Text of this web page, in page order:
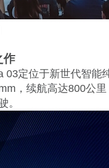
作
03定位于新世代智能
，续航高达800公里
。